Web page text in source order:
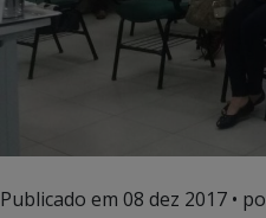
Publicado em 08 dez 2017 •